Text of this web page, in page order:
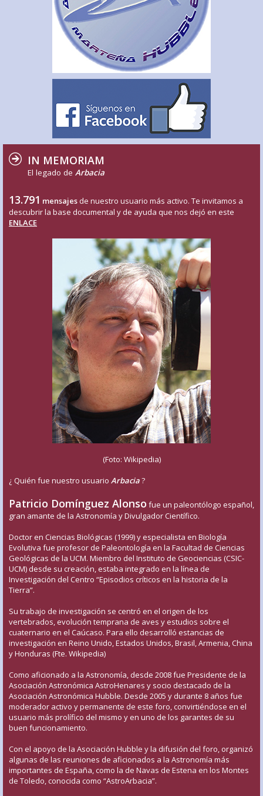
IN MEMORIAM
El legado de Arbacia
13.791 mensajes de nuestro usuario más activo. Te invitamos a
descubrir la base documental y de ayuda que nos dejó en este
ENLACE
(Foto: Wikipedia)
¿ Quién fue nuestro usuario Arbacia?
Patricio Domínguez Alonso fue un paleontólogo español,
gran amante de la Astronomía y Divulgador Científico.
Doctor en Ciencias Biológicas (1999) y especialista en Biología
Evolutiva fue profesor de Paleontología en la Facultad de Ciencias
Geológicas de la UCM. Miembro del Instituto de Geociencias (CSIC-
UCM) desde su creación, estaba integrado en la línea de
Investigación del Centro “Episodios críticos en la historia de la
Tierra”.
Su trabajo de investigación se centró en el origen de los
vertebrados, evolución temprana de aves y estudios sobre el
cuaternario en el Caúcaso. Para ello desarrolló estancias de
investigación en Reino Unido, Estados Unidos, Brasil, Armenia, China
y Honduras (Fte. Wikipedia)
Como aficionado a la Astronomía, desde 2008 fue Presidente de la
Asociación Astronómica AstroHenares y socio destacado de la
Asociación Astronómica Hubble. Desde 2005 y durante 8 años fue
moderador activo y permanente de este foro, convirtiéndose en el
usuario más prolífico del mismo y en uno de los garantes de su
buen funcionamiento.
Con el apoyo de la Asociación Hubble y la difusión del foro, organizó
algunas de las reuniones de aficionados a la Astronomía más
importantes de España, como la de Navas de Estena en los Montes
de Toledo, conocida como “AstroArbacia”.